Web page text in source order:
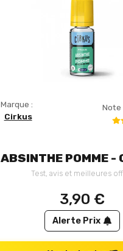
Marque :
Cirkus
Note
ABSINTHE POMME -
Test, avis et meilleures
3,90 €
Alerte Prix